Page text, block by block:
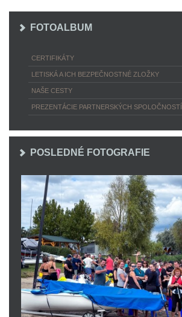
FOTOALBUM
CERTIFIKÁTY
LETISKÁ A ICH BEZPEČNOSTNÉ ZLOŽKY
NAŠE CESTY
PREZENTÁCIE PARTNERSKÝCH SPOLOČNOSTÍ
POSLEDNÉ FOTOGRAFIE